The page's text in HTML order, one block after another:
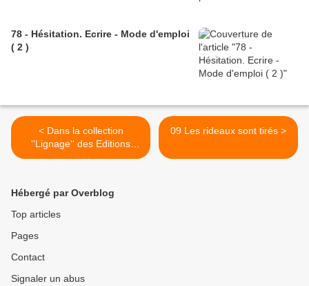
78 - Hésitation. Ecrire - Mode d'emploi
( 2 )
< Dans la collection
''Lignage'' des Editions
Paraiges vient de paraître
intégralité est tout d'abord
présenté dans son contexte
historique par Marie Daffini
puis annoté et commenté
blog de Claire pour un court
extrait de l'analyse
09 Les rideaux sont tirés >
Hébergé par Overblog
Top articles
Pages
Contact
Signaler un abus